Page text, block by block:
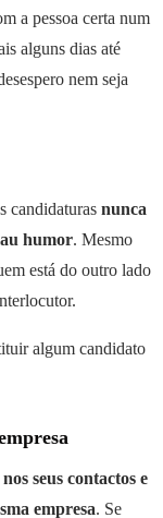
a pessoa certa num
alguns dias até
nem seja
candidaturas nunca
humor. Mesmo
está do outro lado
algum candidato
seus contactos e
empresa. Se